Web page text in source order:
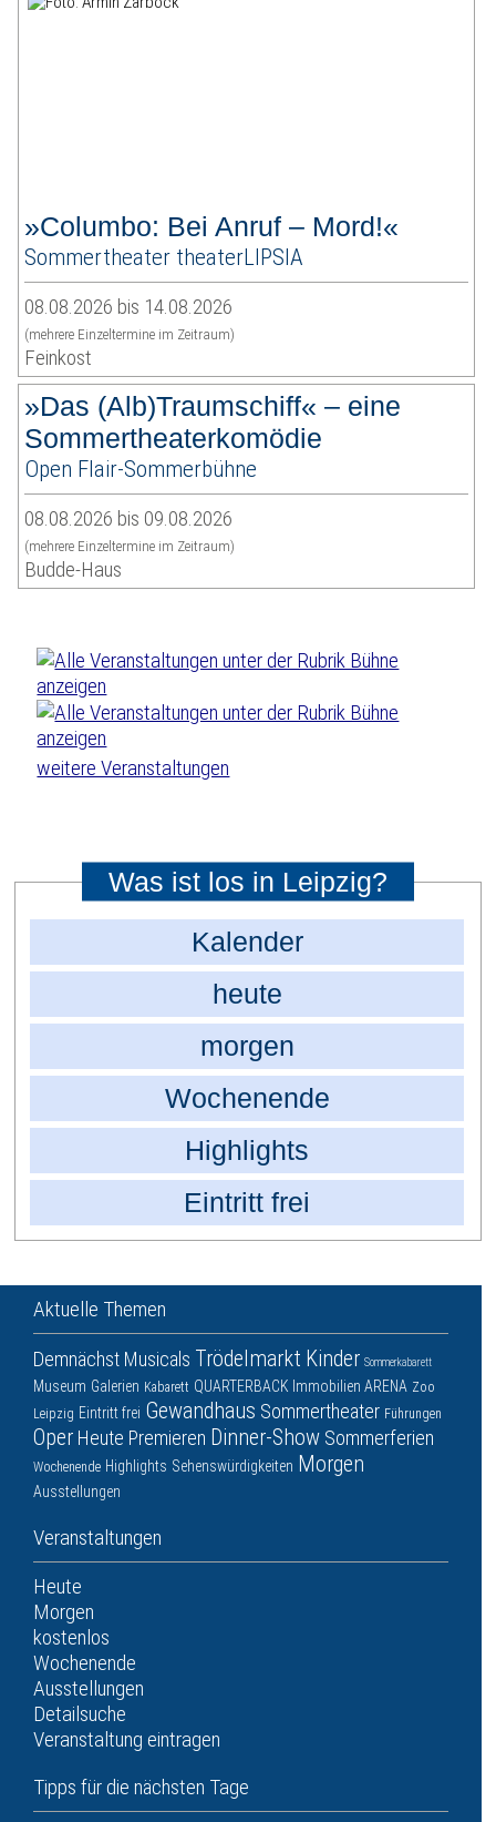
»Columbo: Bei Anruf – Mord!«
Sommertheater theaterLIPSIA
08.08.2026 bis 14.08.2026
(mehrere Einzeltermine im Zeitraum)
Feinkost
»Das (Alb)Traumschiff« – eine
Sommertheaterkomödie
Open Flair-Sommerbühne
08.08.2026 bis 09.08.2026
(mehrere Einzeltermine im Zeitraum)
Budde-Haus
weitere Veranstaltungen
Was ist los in Leipzig?
Kalender
heute
morgen
Wochenende
Highlights
Eintritt frei
Aktuelle Themen
Demnächst Musicals Trödelmarkt Kinder Sommerkabarett
Museum Galerien Kabarett QUARTERBACK Immobilien ARENA Zoo
Leipzig Eintritt frei Gewandhaus Sommertheater Führungen
Oper Heute Premieren Dinner-Show Sommerferien
Wochenende Highlights Sehenswürdigkeiten Morgen
Ausstellungen
Veranstaltungen
Heute
Morgen
kostenlos
Wochenende
Ausstellungen
Detailsuche
Veranstaltung eintragen
Tipps für die nächsten Tage